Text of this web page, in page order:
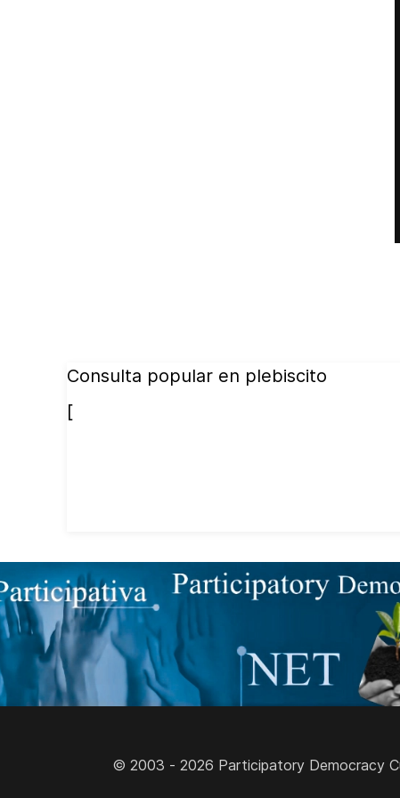
Consulta popular en plebiscito
[
© 2003 - 2026 Participatory Democracy